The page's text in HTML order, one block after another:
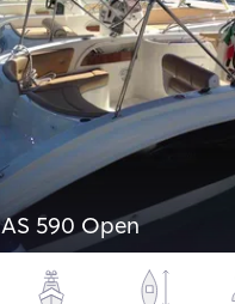
AS 590 Open